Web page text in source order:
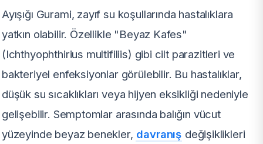
Ayışığı Gurami, zayıf su koşullarında hastalıklara
yatkın olabilir. Özellikle "Beyaz Kafes"
(Ichthyophthirius multifiliis) gibi cilt parazitleri ve
bakteriyel enfeksiyonlar görülebilir. Bu hastalıklar,
düşük su sıcaklıkları veya hijyen eksikliği nedeniyle
gelişebilir. Semptomlar arasında balığın vücut
yüzeyinde beyaz benekler, davranış değişiklikleri